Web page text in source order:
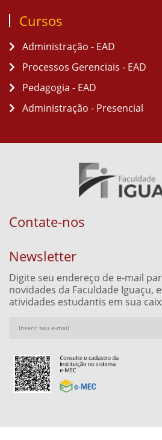
Cursos
Administração - EAD
Processos Gerenciais - EAD
Pedagogia - EAD
Administração - Presencial
Contate-nos
Newsletter
Digite seu endereço de e-mail
novidades da Faculdade Iguaçu,
atividades estudantis em sua